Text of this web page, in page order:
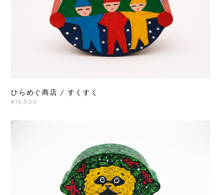
ひらめぐ商店 / すくすく
¥16,500